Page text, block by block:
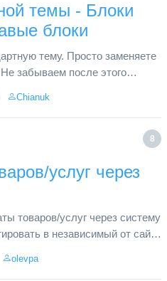
темы - Блоки
блоки
тему. Просто заменяете
забываем после этого
Chianuk
8
услуг через
товаров/услуг через систему
в независимый от сайта
olevpa